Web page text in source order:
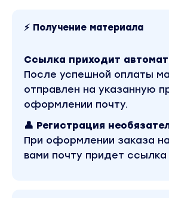
приносит результаты в виде
Ты получаешь отобранные
которые работают прямо
2. Актуальные тренды
Анна и команда клуба
эпицентре зарождения
⚡ Получение материала
Ссылка приходит
После успешной оплаты
отправлен на указанную
оформлении почту.
👤 Регистрация
При оформлении заказа
вами почту придет ссылка